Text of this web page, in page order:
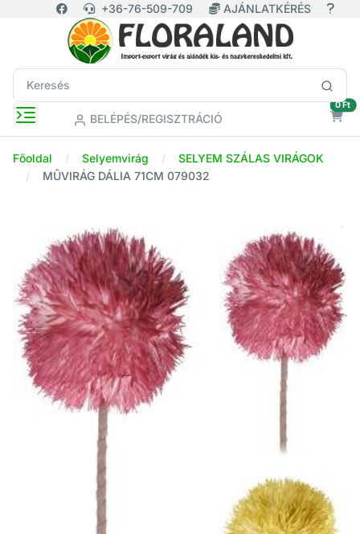
+36-76-509-709 AJÁNLATKÉRÉS
BELÉPÉS/REGISZTRÁCIÓ
0 Ft
Főoldal Selyemvirág
SELYEM SZÁLAS VIRÁGOK
MÛVIRÁG DÁLIA 71CM 079032